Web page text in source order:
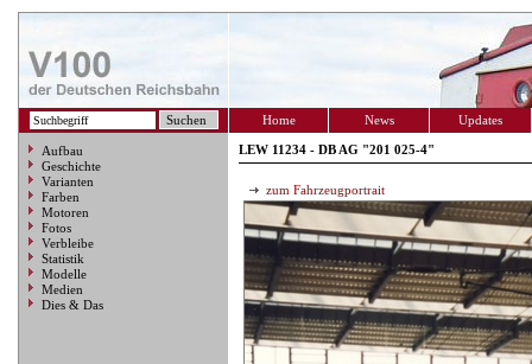
Home News Updates
Aufbau
Geschichte
Varianten
Farben
Motoren
Fotos
Verbleibe
Statistik
Modelle
Medien
Dies & Das
LEW 11234 - DB AG "201 025-4"
zum Fahrzeugportrait